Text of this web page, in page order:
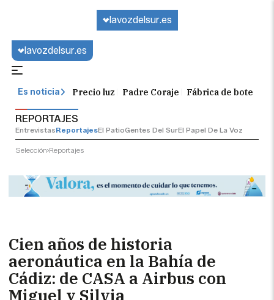
lavozdelsur.es
lavozdelsur.es
Es noticia Precio luz Padre Coraje Fábrica de botellas
REPORTAJES
EntrevistasReportajesEl PatioGentes Del SurEl Papel De La Voz
Selección Reportajes
Cien años de historia
aeronáutica en la Bahía de
Cádiz: de CASA a Airbus con
Miguel y Silvia